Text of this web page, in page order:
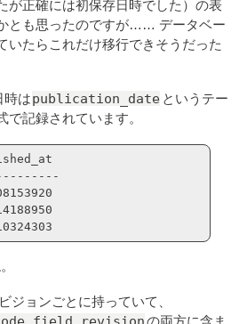
が正確には初保存日時でした）の表
とも思ったのですが…… データベー
いたらこれだけ移行できそうだった
時はpublication_date というテー
で記録されています。
ジョンごとに持っていて、
の両方に含ま